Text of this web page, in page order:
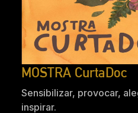
MOSTRA CurtaDoc
Sensibilizar, provocar,
inspirar.